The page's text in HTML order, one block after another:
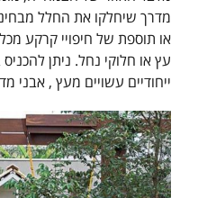
מדרך שיחלקו את החלל
או תוספת של חיפויי קרקע מכל
עץ או חלוקי נחל. ניתן
ייחודיים עשויים מעץ , אבני